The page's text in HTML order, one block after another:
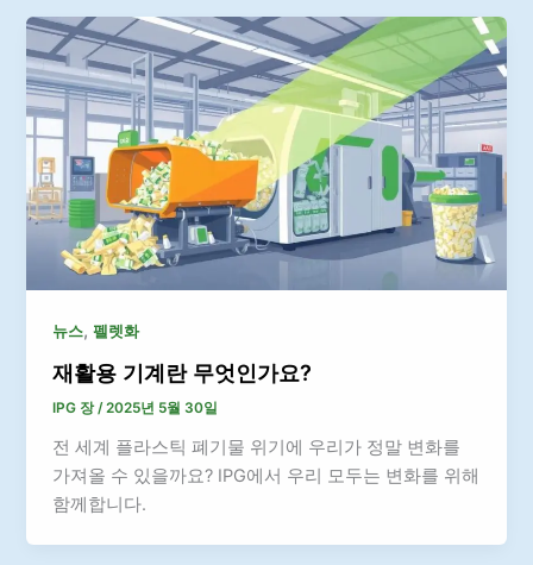
뉴스,펠렛화
재활용 기계란 무엇인가요?
IPG 장/2025년 5월 30일
전 세계 플라스틱 폐기물 위기에 우리가 정말 변화를
가져올 수 있을까요? IPG에서 우리 모두는 변화를 위해
함께합니다.